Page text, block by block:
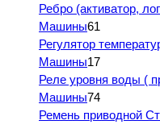
Ребро (активатор,
Машины61
Регулятор
Машины17
Реле уровня воды (
Машины74
Ремень приводной